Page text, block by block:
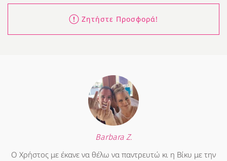
Ζητήστε Προσφορά!
Barbara Z.
Ο Χρήστος με έκανε να θέλω να παντρευτώ κι η Βίκυ με την